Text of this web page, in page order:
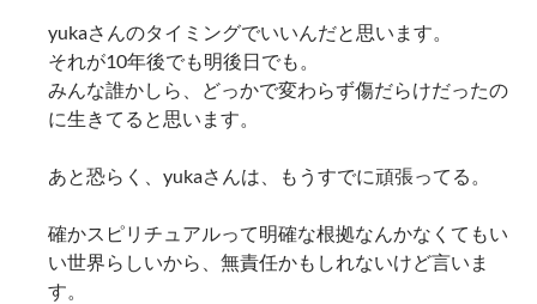
yukaさんのタイミングでいいんだと思います。
それが10年後でも明後日でも。
みんな誰かしら、どっかで変わらず傷だらけだったの
に生きてると思います。
あと恐らく、yukaさんは、もうすでに頑張ってる。
確かスピリチュアルって明確な根拠なんかなくてもい
い世界らしいから、無責任かもしれないけど言いま
す。